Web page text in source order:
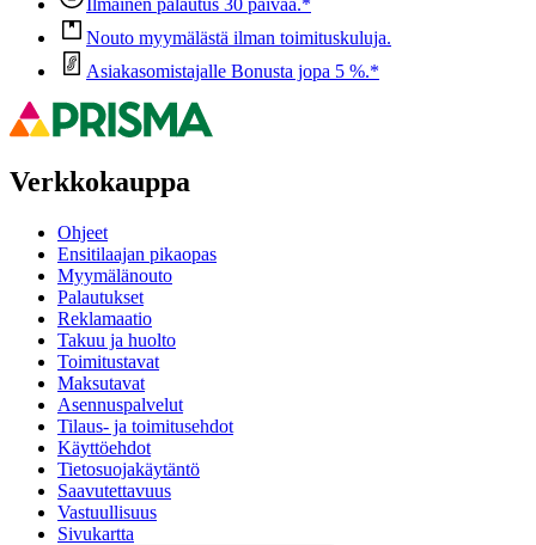
Ilmainen palautus 30 päivää.*
Nouto myymälästä ilman toimituskuluja.
Asiakasomistajalle Bonusta jopa 5 %.*
Verkkokauppa
Ohjeet
Ensitilaajan pikaopas
Myymälänouto
Palautukset
Reklamaatio
Takuu ja huolto
Toimitustavat
Maksutavat
Asennuspalvelut
Tilaus- ja toimitusehdot
Käyttöehdot
Tietosuojakäytäntö
Saavutettavuus
Vastuullisuus
Sivukartta